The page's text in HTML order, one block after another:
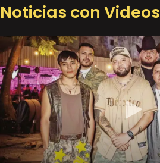
Noticias con Videos